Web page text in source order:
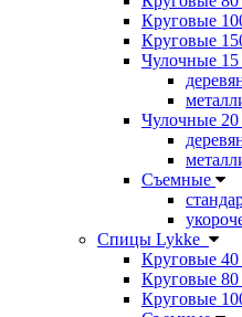
Круговые
Круговые
Чулочные 15
Чулочные 20
Съемные
Спицы Lykke
Круговые 40
Круговые 80
Круговые